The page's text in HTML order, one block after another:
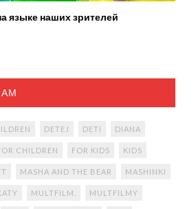
языке наших зрителей
DETEJ DETI DIANA
CHILDREN FOR KIDS KIDS
MASHA AND THE BEAR MASHINKI
MULTFILM. MULTFILMY